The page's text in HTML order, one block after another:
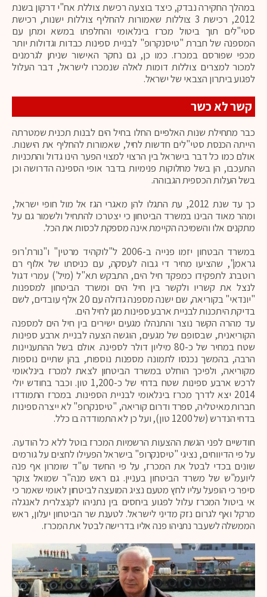
במהלך החקירה נבדק, כיצד בוצעה רכישת צוללת אח"י דרקון בשנת
2012, רכישת 3 צוללות שאמורות להחליף צוללות ישנות, רכישת
סטי"לים תוך ביטול מכרז בינלאומי והחלפתו במשא ומתן עם
המספנה של חברת "טיסנקרופ" לבניית ספינות כבדות וגדולות יותר
מכפי שפורסם במכרז. כמו כן, גם נחקר האישור שניתן לגרמנים
למכור למצרים צוללות דומות לאלה שנמכרו לישראל, דבר העלול
לפגוע ביתרון הצבאי של ישראל.
קשר לא כשר
כבר מתחילת שנות האלפיים החלו בחיל הים לבנות תכנית שמטרתה
הייתה הכנסת סטי"לים חדשות לחיל, שאמורות להחליף את הישנות.
אולם כמו כל דבר בישראל בין הרצוי למצוי הפער הינו גדול והתכניות
התעכבו, הן בשל מחלוקות פנימיות בדבר אופי הספינה הדרושה וכן
בשל העלות הכספית הגבוהה.
כך עד שנת 2012, עת התגלו להן מאגרי הגז אל מול חופי ישראל,
ומהר מאוד הבינו במשרד הביטחון כי יצטרכו להתחיל ולשמור גם על
מתקנים אלו והשמיכה הקיימת אינה מספקת לכסות את הכל.
במשרד הבטחון יזמו פנייה ב-2006 ל"לוקהיד מרטין" ו"נורת'רופ
גראמן", שהציעו מחיר די גבוה לעסקה, עם כניסתו של אלוף רם
רוטברג לתפקידו כמפקד חיל הים, התבקש תא"ל (מיל') עמרי דגול
לנצל את קשריו ולקשר בין חיל הים ומשרד הביטחון למספנות
"יונדאי" בקוריאה, שם ישנה מספנה גדולה עם 20 אלף עובדים, לשם
בדיקת היתכנות לבניית ארבע ספינות מגן לחיל הים.
עד מהרה הקשר נוצר והתנהלו מגעים ישירים בין חיל הים למספנה
הקוריאנית, שבסופם של מגעים, הוגשה הצעה לבניית ארבע ספינות
שטח במחיר של כ-80 מיליון דולר לספינה. אולם בשל ההתעניינות
הרבה, בהמשך נכנסו לתמונה מספנות נוספות, בהן שתיים נוספות
מקוריאה, ולפיכך הוחלט במשרד הביטחון לצאת למכרז בינלאומי
לרכש ארבע ספינות שטח בדחי של כ-1,200 טון. וכבר בחודש יולי
2014 יצא לדרך מכרז בינלאומי לבניית הספינות. במכרז התמודדו
חברות מאיטליה, ספרד ודרום קוריאה, "טיסנקרופ" לא ייצרה ספינות
בדחי הנדרש (של 1200 טון), ועל כן לא התמודדה בו כלל.
חודשיים לפני הגשת ההצעות הרשמיות המכרז בוטל ללא כל הודעה.
על פי הדיווחים, נציגי "טיסנקרופ" בישראל הפעילו לחצים על גורמים
שונים בכדי לבטל את המכרז, על פי החשד עו"ד שומרון אף פנה
ליועמ"ש של משרד הביטחון בעניין. גם ראש מנה"ר שמואל צוקר
סיפר כי הופעל עליו לחץ מטעם נציג המועצה לביטחון לאומי שאמר כי
אי ביטול המכרז עלול לפגוע ביחסים בין נתניהו לקנצלרית לאנגלה
מרקל ואף לגרום נזק מדיני לישראל. לטענת שר הביטחון יעלון, ראש
הממשלה לשעבר נתניהו פנה אליו בדרישה לבטל את המכרז.